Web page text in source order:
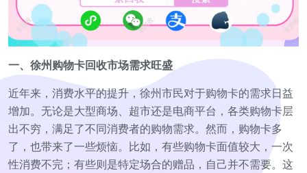
一、徐州购物卡回收市场需求旺盛
近年来，消费水平的提升，徐州市民对于购物卡的需求日益
增加。无论是大型商场、超市还是电商平台，各类购物卡层
出不穷，满足了不同消费者的购物需求。然而，购物卡多
了，也带来了一些烦恼。比如，有些购物卡面值较大，一次
性消费不完；有些则是特定场合的赠品，自己并不需要。这